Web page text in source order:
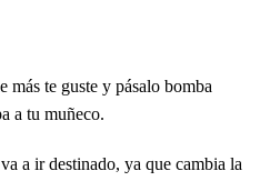
más te guste y pásalo bomba
a tu muñeco.
a ir destinado, ya que cambia la